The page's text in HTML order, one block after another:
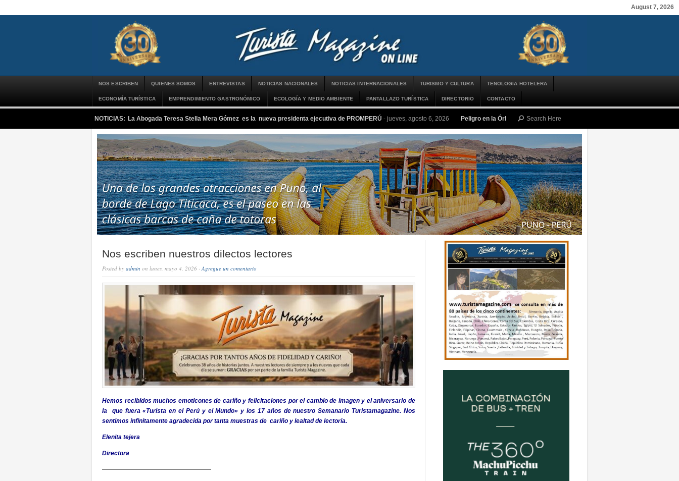
August 7, 2026
NOS ESCRIBEN QUIENES SOMOS ENTREVISTAS NOTICIAS NACIONALES NOTICIAS INTERNACIONALES TURISMO Y CULTURA TENOLOGIA HOTELERA
ECONOMÍA TURÍSTICA EMPRENDIMIENTO GASTRONÓMICO ECOLOGÍA Y MEDIO AMBIENTE PANTALLAZO TURÍSTICA DIRECTORIO CONTACTO
NOTICIAS: La Abogada Teresa Stella Mera Gómez es la nueva presidenta ejecutiva de PROMPERÚ - jueves, agosto 6, 2026 Peligro en la Órbita: ¿Qué es la «Basura Espacial» y por qué debería
Nos escriben nuestros dilectos lectores
Posted by admin on lunes, mayo 4, 2026 ·Agregue un comentario
Hemos recibidos muchos emoticones de cariño y felicitaciones por el cambio de imagen y el aniversario de
la que fuera «Turista en el Perú y el Mundo» y los 17 años de nuestro Semanario Turistamagazine. Nos
sentimos infinitamente agradecida por tanta muestras de cariño y lealtad de lectoría.
Elenita tejera
Directora
——————————————————